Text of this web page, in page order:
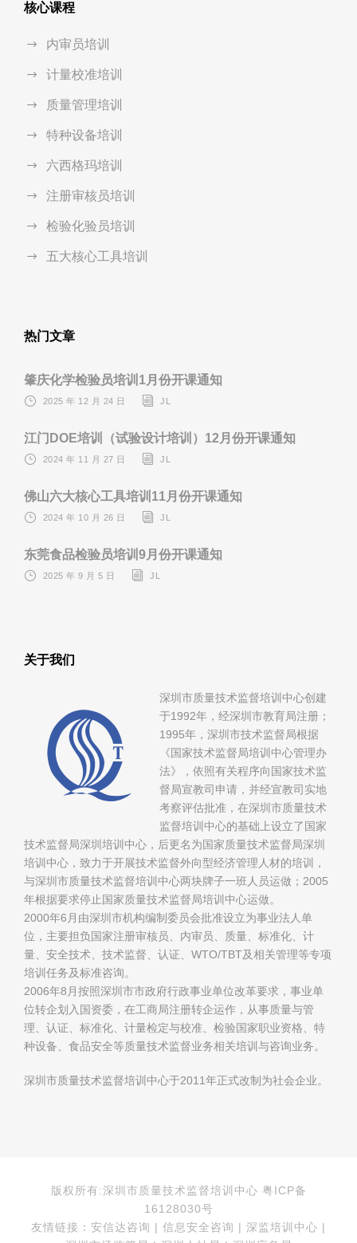
核心课程
内审员培训
计量校准培训
质量管理培训
特种设备培训
六西格玛培训
注册审核员培训
检验化验员培训
五大核心工具培训
热门文章
肇庆化学检验员培训1月份开课通知
2025 年 12 月 24 日 JL
江门DOE培训（试验设计培训）12月份开课通知
2024 年 11 月 27 日 JL
佛山六大核心工具培训11月份开课通知
2024 年 10 月 26 日 JL
东莞食品检验员培训9月份开课通知
2025 年 9 月 5 日 JL
关于我们
深圳市质量技术监督培训中心创建
于1992年，经深圳市教育局注册；
1995年，深圳市技术监督局根据
《国家技术监督局培训中心管理办
法》，依照有关程序向国家技术监
督局宣教司申请，并经宣教司实地
考察评估批准，在深圳市质量技术
监督培训中心的基础上设立了国家
技术监督局深圳培训中心，后更名为国家质量技术监督局深圳
培训中心，致力于开展技术监督外向型经济管理人材的培训，
与深圳市质量技术监督培训中心两块牌子一班人员运做；2005
年根据要求停止国家质量技术监督局培训中心运做。
2000年6月由深圳市机构编制委员会批准设立为事业法人单
位，主要担负国家注册审核员、内审员、质量、标准化、计
量、安全技术、技术监督、认证、WTO/TBT及相关管理等专项
培训任务及标准咨询。
2006年8月按照深圳市市政府行政事业单位改革要求，事业单
位转企划入国资委，在工商局注册转企运作，从事质量与管
理、认证、标准化、计量检定与校准、检验国家职业资格、特
种设备、食品安全等质量技术监督业务相关培训与咨询业务。
深圳市质量技术监督培训中心于2011年正式改制为社会企业。
版权所有:深圳市质量技术监督培训中心 粤ICP备
16128030号
友情链接：安信达咨询 | 信息安全咨询 | 深监培训中心 |